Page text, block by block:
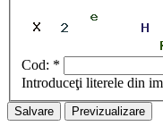
Cod: *
Introduceţi literele din